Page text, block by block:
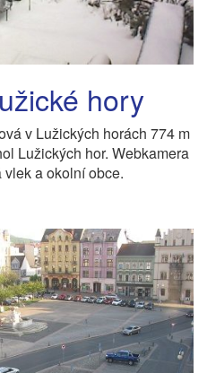
hory
v Lužických horách 774 m
Lužických hor. Webkamera
a okolní obce.